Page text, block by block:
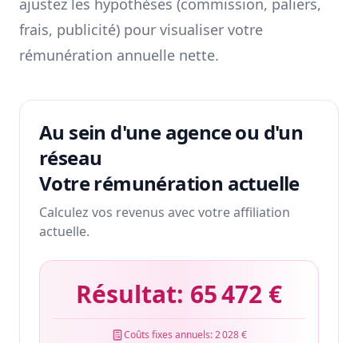
ajustez les hypothèses (commission, paliers,
frais, publicité) pour visualiser votre
rémunération annuelle nette.
Au sein d'une agence ou d'un
réseau
Votre rémunération actuelle
Calculez vos revenus avec votre affiliation
actuelle.
Résultat: 65 472 €
Coûts fixes annuels:2 028 €